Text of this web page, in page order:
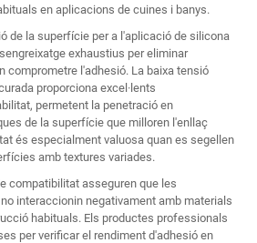
en aplicacions de cuines i banys.
de la superfície per a l'aplicació de silicona
exhaustius per eliminar
comprometre l'adhesió. La baixa tensió
proporciona excel·lents
permetent la penetració en
de la superfície que milloren l'enllaç
és especialment valuosa quan es segellen
amb textures variades.
compatibilitat asseguren que les
interaccionin negativament amb materials
habituals. Els productes professionals
per verificar el rendiment d'adhesió en